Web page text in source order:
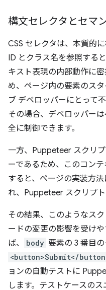
構文セレクタとセマ
CSS セレクタは、本質的
ID とクラス名を参照する
キスト表現の内部動作に
め、ページ内の要素のス
ブ デベロッパーにとって
その場合、デベロッパー
全に制御できます。
一方、Puppeteer スクリ
ーであるため、このコン
すると、ページの実装方
れ、Puppeteer スクリプト
その結果、このようなス
ードの変更の影響を受け
ば、
body 要素の 3 番目
<button>Submit</
ョンの自動テストに
します。テストケースの